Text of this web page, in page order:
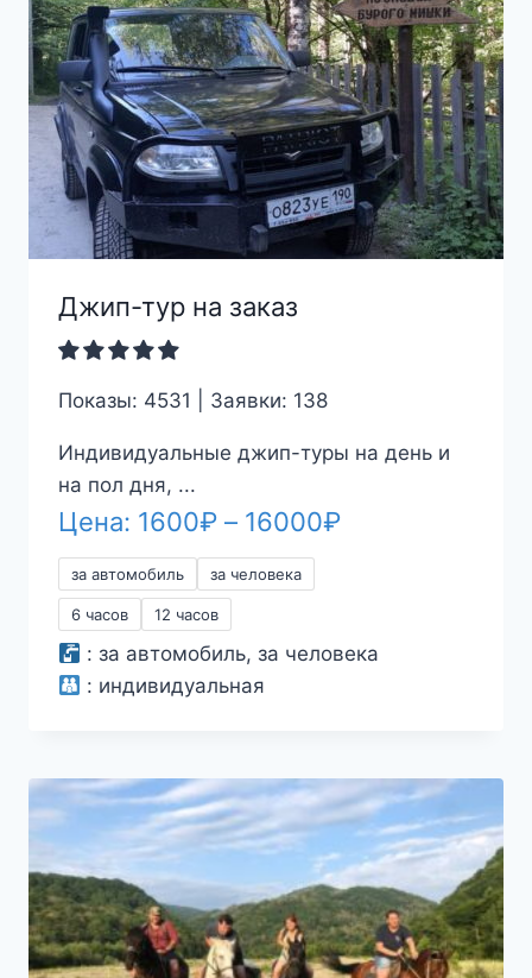
Джип-тур на заказ
Показы: 4531 | Заявки: 138
Индивидуальные джип-туры на день и
на пол дня, ...
Цена: 1600₽ – 16000₽Диапазон
–
за автомобиль за человека
6 часов 12 часов
: за автомобиль, за человека
: индивидуальная